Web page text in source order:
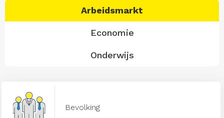
Arbeidsmarkt
Economie
Onderwijs
Bevolking